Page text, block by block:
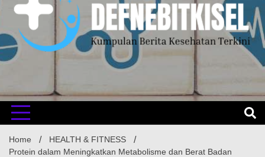
Home
HEALTH & FITNESS
Protein dalam Meningkatkan Metabolisme dan Berat Badan